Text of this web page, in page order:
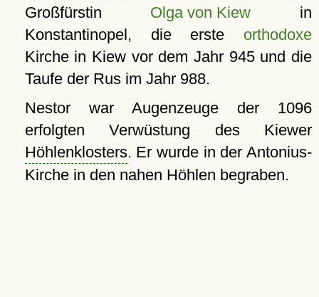
Großfürstin Olga von Kiew in
Konstantinopel, die erste orthodoxe
Kirche in Kiew vor dem Jahr 945 und die
Taufe der Rus im Jahr 988.
Nestor war Augenzeuge der 1096
erfolgten Verwüstung des Kiewer
Höhlenklosters. Er wurde in der Antonius-
Kirche in den nahen Höhlen begraben.